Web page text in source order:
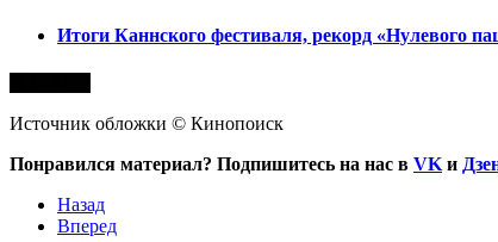
Итоги Каннского фестиваля, рекорд «Нулевого
Источник обложки © Кинопоиск
Понравился материал? Подпишитесь на нас в VK и
Назад
Вперед